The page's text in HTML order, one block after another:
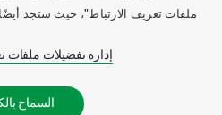
ملفات تعريف الارتباط"، حيث ستجد
إدارة تفضيلات ملفات
السماح